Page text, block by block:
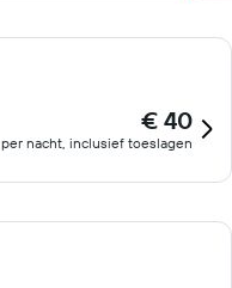
€ 40
per nacht, inclusief toeslagen